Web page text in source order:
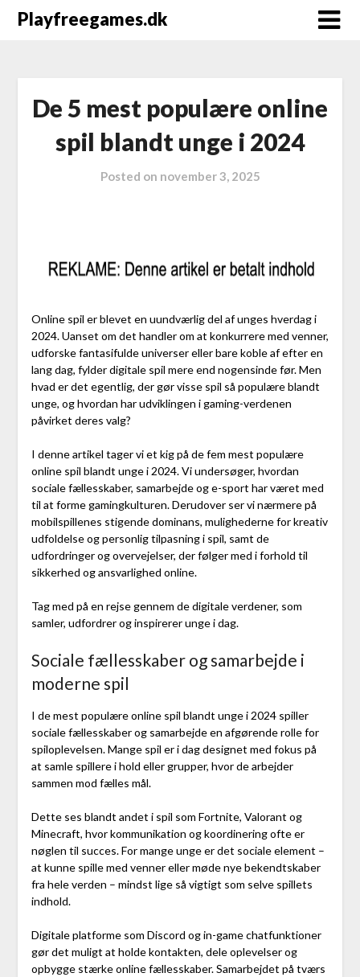
Playfreegames.dk
De 5 mest populære online
spil blandt unge i 2024
Posted on november 3, 2025
Online spil er blevet en uundværlig del af unges hverdag i
2024. Uanset om det handler om at konkurrere med venner,
udforske fantasifulde universer eller bare koble af efter en
lang dag, fylder digitale spil mere end nogensinde før. Men
hvad er det egentlig, der gør visse spil så populære blandt
unge, og hvordan har udviklingen i gaming-verdenen
påvirket deres valg?
I denne artikel tager vi et kig på de fem mest populære
online spil blandt unge i 2024. Vi undersøger, hvordan
sociale fællesskaber, samarbejde og e-sport har været med
til at forme gamingkulturen. Derudover ser vi nærmere på
mobilspillenes stigende dominans, mulighederne for kreativ
udfoldelse og personlig tilpasning i spil, samt de
udfordringer og overvejelser, der følger med i forhold til
sikkerhed og ansvarlighed online.
Tag med på en rejse gennem de digitale verdener, som
samler, udfordrer og inspirerer unge i dag.
Sociale fællesskaber og samarbejde i
moderne spil
I de mest populære online spil blandt unge i 2024 spiller
sociale fællesskaber og samarbejde en afgørende rolle for
spiloplevelsen. Mange spil er i dag designet med fokus på
at samle spillere i hold eller grupper, hvor de arbejder
sammen mod fælles mål.
Dette ses blandt andet i spil som Fortnite, Valorant og
Minecraft, hvor kommunikation og koordinering ofte er
nøglen til succes. For mange unge er det sociale element –
at kunne spille med venner eller møde nye bekendtskaber
fra hele verden – mindst lige så vigtigt som selve spillets
indhold.
Digitale platforme som Discord og in-game chatfunktioner
gør det muligt at holde kontakten, dele oplevelser og
opbygge stærke online fællesskaber. Samarbejdet på tværs